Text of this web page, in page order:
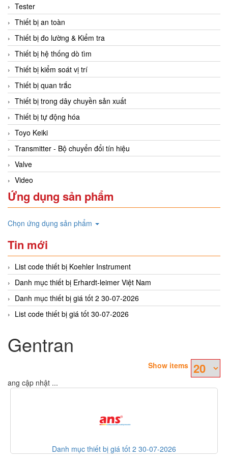
Tester
Thiết bị an toàn
Thiết bị đo lường & Kiểm tra
Thiết bị hệ thống dò tìm
Thiết bị kiểm soát vị trí
Thiết bị quan trắc
Thiết bị trong dây chuyền sản xuất
Thiết bị tự động hóa
Toyo Keiki
Transmitter - Bộ chuyển đổi tín hiệu
Valve
Video
Ứng dụng sản phẩm
Chọn ứng dụng sản phẩm
Tin mới
List code thiết bị Koehler Instrument
Danh mục thiết bị Erhardt-leimer Việt Nam
Danh mục thiết bị giá tốt 2 30-07-2026
List code thiết bị giá tốt 30-07-2026
Gentran
Show items
Đang cập nhật ...
Danh mục thiết bị giá tốt 2 30-07-2026